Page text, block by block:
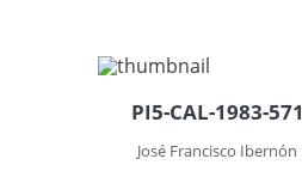
PI5-CAL-1983-571
José Francisco Ibernón